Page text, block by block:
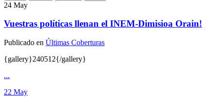
24 May
Vuestras políticas llenan el INEM-Dimisioa Orain!
Publicado en Últimas Coberturas
{gallery}240512{/gallery}
...
22 May